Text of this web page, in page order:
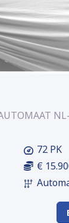
72 PK
€